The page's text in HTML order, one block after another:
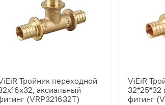
Тройник переходной
аксиальный
(VRP321632T)
ViEiR
32*25*32
фитинг